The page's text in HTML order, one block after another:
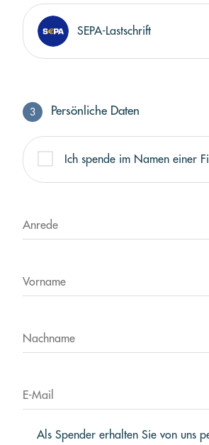
SEPA-Lastschrift
3 Persönliche Daten
Profil
Ich spende im Namen einer
Anrede
Vorname
Nachname
E-Mail
Als Spender erhalten Sie von uns